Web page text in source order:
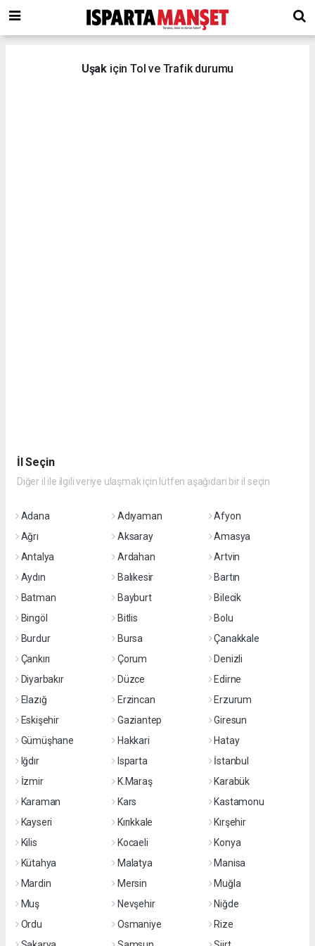
Uşak için Tol ve Trafik durumu
İl Seçin
Diğer il ile ilgili veriye ulaşmak için lütfen aşağıdan bir il seçin
Adana Adıyaman
Afyon
Ağrı
Aksaray
Amasya
Antalya
Ardahan
Artvin
Aydın
Balıkesir
Bartın
Batman
Bayburt
Bilecik
Bingöl
Bitlis
Bolu
Burdur
Bursa
Çanakkale
Çankırı
Çorum
Denizli
Diyarbakır
Düzce
Edirne
Elazığ
Erzincan
Erzurum
Eskişehir
Gaziantep
Giresun
Gümüşhane
Hakkari
Hatay
Iğdır
Isparta
İstanbul
İzmir
K.Maraş
Karabük
Karaman
Kars
Kastamonu
Kayseri
Kırıkkale
Kırşehir
Kilis
Kocaeli
Konya
Kütahya
Malatya
Manisa
Mardin
Mersin
Muğla
Muş
Nevşehir
Niğde
Ordu
Osmaniye
Rize